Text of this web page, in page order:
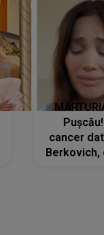
cancer